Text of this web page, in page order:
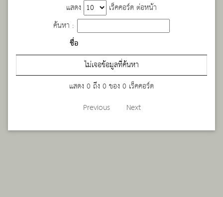
แสดง
เร็คคอร์ด ต่อหน้า
ค้นหา :
ชื่อ
ไม่เจอข้อมูลที่ค้นหา
แสดง 0 ถึง 0 ของ 0 เร็คคอร์ด
Previous
Next